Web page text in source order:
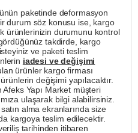
paketinde deformasyon
durum söz konusu ise, kargo
ürünlerinizin durumunu kontrol
takdirde, kargo
ve paketi teslim
iadesi ve değişimi
ürünler kargo firması
değişimi yapılacaktır.
Yapı Market müşteri
ulaşarak bilgi alabilirsiniz.
alma ekranlarında size
kargoya teslim edilecektir.
tarihinden itibaren